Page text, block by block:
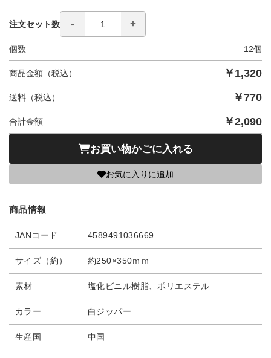
注文セット数
個数 12個
商品金額（税込） ￥ 1,320
送料（税込） ￥770
合計金額 ￥2,090
お買い物かごに入れる
お気に入りに追加
商品情報
JANコード 4589491036669
サイズ（約） 約250×350ｍｍ
素材 塩化ビニル樹脂、ポリエステル
カラー 白ジッパー
生産国 中国